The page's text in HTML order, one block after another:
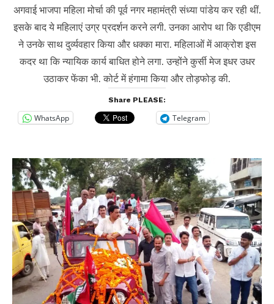
अगवाई भाजपा महिला मोर्चा की पूर्व नगर महामंत्री संध्या पांडेय कर रही थीं.
इसके बाद ये महिलाएं उग्र प्रदर्शन करने लगी. उनका आरोप था कि एडीएम
ने उनके साथ दुर्व्यवहार किया और धक्का मारा. महिलाओं में आक्रोश इस
कदर था कि न्यायिक कार्य बाधित होने लगा. उन्होंने कुर्सी मेज इधर उधर
उठाकर फेंका भी. कोर्ट में हंगामा किया और तोड़फोड़ की.
Share PLEASE:
WhatsApp Telegram